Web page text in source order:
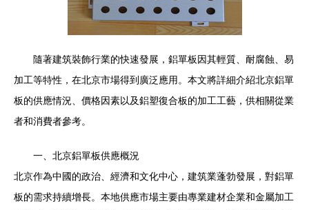
隨著建筑裝飾行業的快速發展，鋁單板因其輕質、耐腐蝕、易
加工等特性，在北京市場得到廣泛應用。本文將詳細介紹北京鋁單
板的供應情況、價格因素以及鋁塑復合板的加工工藝，供相關從業
者和消費者參考。
一、北京鋁單板供應概況
北京作為中國的政治、經濟和文化中心，建筑業蓬勃發展，對鋁單
板的需求持續增長。本地供應市場主要由專業建材企業和金屬加工